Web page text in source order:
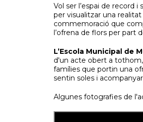
Vol ser l’espai de record
per visualitzar una
commemoració que
l’ofrena de flors per part
L’Escola Municipal de
d'un acte obert a
famílies que portin una
sentin soles i
Algunes fotografies de